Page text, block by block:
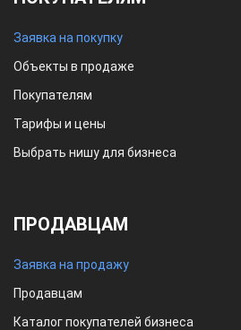
Заявка на покупку
Объекты в продаже
Покупателям
Тарифы и цены
Выбрать нишу для бизнеса
ПРОДАВЦАМ
Заявка на продажу
Продавцам
Каталог покупателей бизнеса